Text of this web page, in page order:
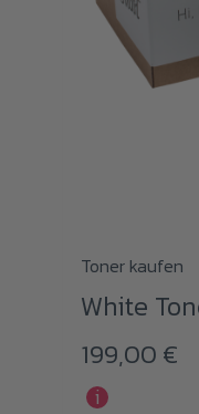
Toner kaufen
White
199,00 €
i